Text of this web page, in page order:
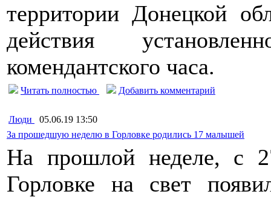
территории Донецкой
действия
комендантского часа.
Читать полностью Добавить комментарий
Люди
05.06.19 13:50
За прошедшую неделю в Горловке родились 17 малышей
На прошлой неделе, с
Горловке на свет